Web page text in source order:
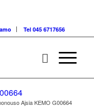
Tel 045 6717656
Ajsia KEMO G00664